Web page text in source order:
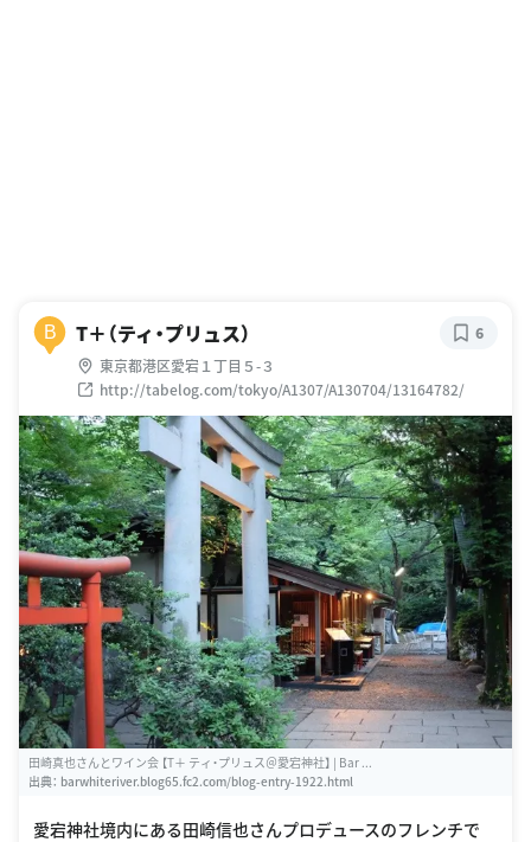
B T＋（ティ・プリュス）
東京都港区愛宕１丁目５-３
http://tabelog.com/tokyo/A1307/A130704/13164782/
6
田崎真也さんとワイン会 【T＋ ティ・プリュス＠愛宕神社】 | Bar ...
出典： barwhiteriver.blog65.fc2.com/blog-entry-1922.html
愛宕神社境内にある田崎信也さんプロデュースのフレンチで